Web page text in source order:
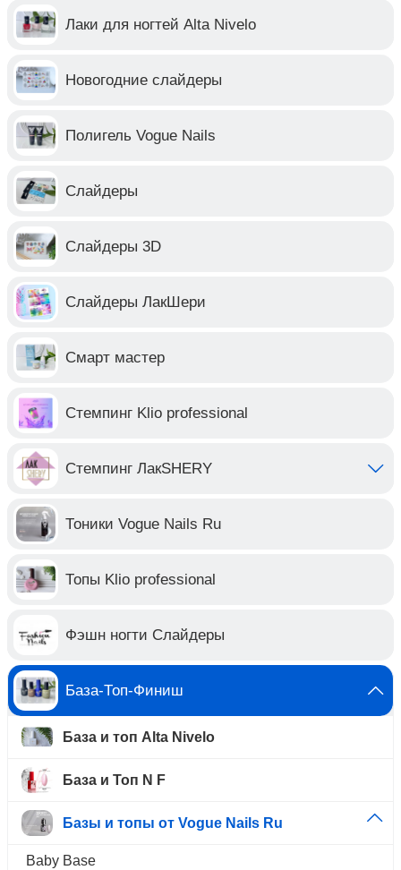
Лаки для ногтей Alta Nivelo
Новогодние слайдеры
Полигель Vogue Nails
Слайдеры
Слайдеры 3D
Слайдеры ЛакШери
Смарт мастер
Стемпинг Klio professional
Стемпинг ЛакSHERY
Тоники Vogue Nails Ru
Топы Klio professional
Фэшн ногти Слайдеры
База-Топ-Финиш
База и топ Alta Nivelo
База и Топ N F
Базы и топы от Vogue Nails Ru
Baby Base